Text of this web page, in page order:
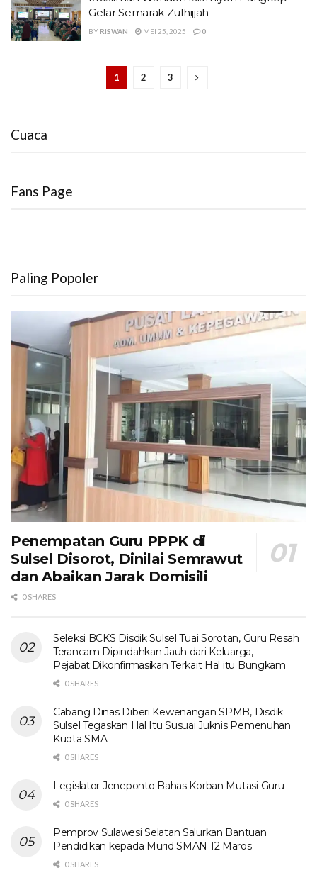
Gelar Semarak Zulhijjah
BY RISWAN MEI 25, 2025 0
1 2 3
Cuaca
Fans Page
Paling Popoler
Penempatan Guru PPPK di
Sulsel Disorot, Dinilai Semrawut
dan Abaikan Jarak Domisili
0 SHARES
Seleksi BCKS Disdik Sulsel Tuai Sorotan, Guru Resah
Terancam Dipindahkan Jauh dari Keluarga,
Pejabat;Dikonfirmasikan Terkait Hal itu Bungkam
0 SHARES
Cabang Dinas Diberi Kewenangan SPMB, Disdik
Sulsel Tegaskan Hal Itu Susuai Juknis Pemenuhan
Kuota SMA
0 SHARES
Legislator Jeneponto Bahas Korban Mutasi Guru
0 SHARES
Pemprov Sulawesi Selatan Salurkan Bantuan
Pendidikan kepada Murid SMAN 12 Maros
0 SHARES